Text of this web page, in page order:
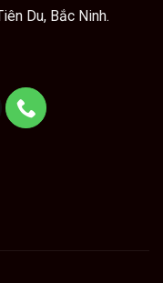
Du, Bắc Ninh.